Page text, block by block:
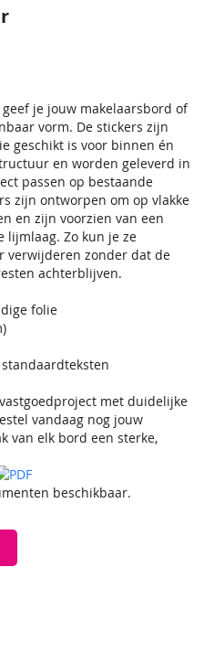
je jouw makelaarsbord of
vorm. De stickers zijn
geschikt is voor binnen én
en worden geleverd in
passen op bestaande
zijn ontworpen om op vlakke
en zijn voorzien van een
lijmlaag. Zo kun je ze
verwijderen zonder dat de
achterblijven.
folie
met duidelijke
vandaag nog jouw
van elk bord een sterke,
beschikbaar.